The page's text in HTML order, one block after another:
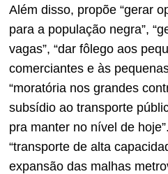
Além disso, propõe “gerar
para a população negra”,
vagas”, “dar fôlego aos
comerciantes e às
“moratória nos grandes
subsídio ao transporte
pra manter no nível de
“transporte de alta
expansão das malhas